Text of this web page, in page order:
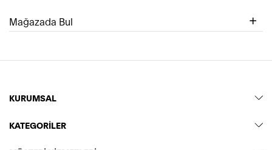
Mağazada Bul
KURUMSAL
KATEGORİLER